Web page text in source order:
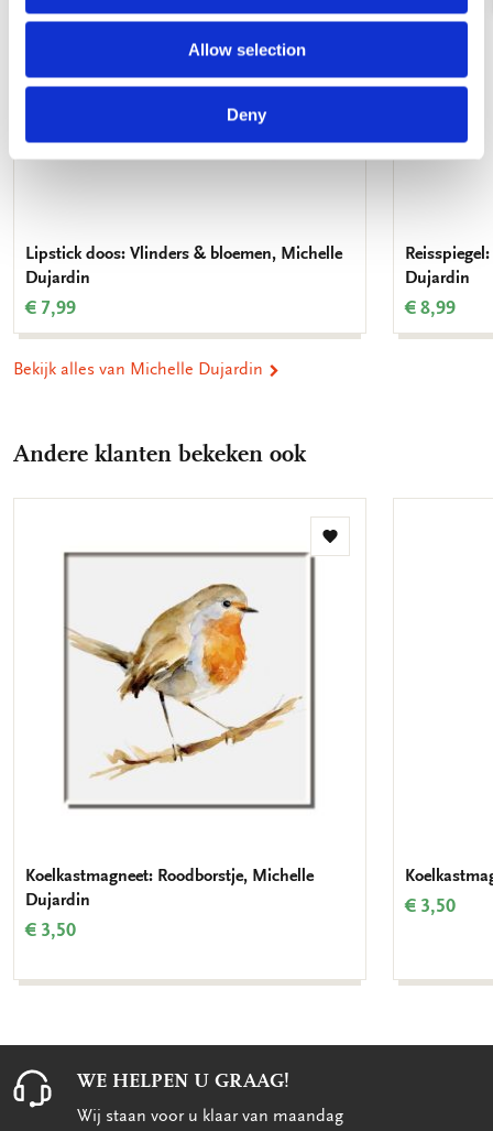
Allow selection
Deny
Lipstick doos: Vlinders & bloemen, Michelle
Dujardin
€ 7,99
Dujardin
€ 8,99
Bekijk alles van Michelle Dujardin
Andere klanten bekeken ook
Toevoegen
Koelkastmagneet: Roodborstje, Michelle
Dujardin
€ 3,50
€ 3,50
WE HELPEN U GRAAG!
Wij staan voor u klaar van maandag